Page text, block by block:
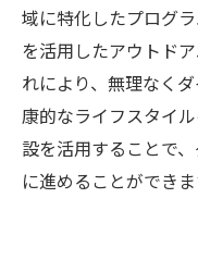
域に特化したプログ
を活用したアウトド
れにより、無理なく
康的なライフスタイ
設を活用することで
に進めることができま